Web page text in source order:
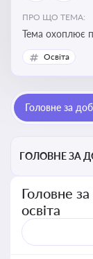
ПРО ЩО ТЕМА:
Тема охоплює
освіти,
Освіта
Головне за
ГОЛОВНЕ ЗА
Головне
освіта